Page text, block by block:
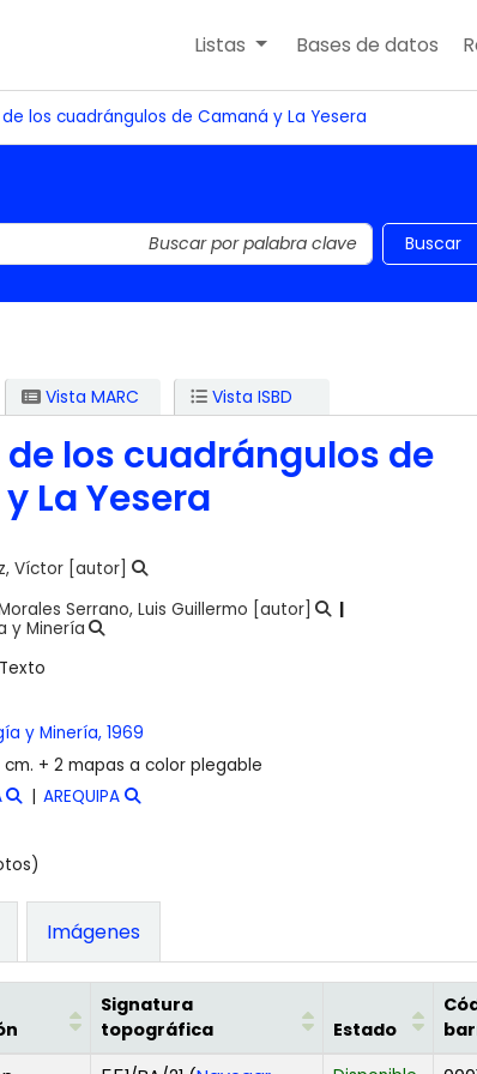
Listas Bases de datos
los cuadrángulos de Camaná y La Yesera
el catálogo por palabra clave Buscar
Vista MARC Vista ISBD
los cuadrángulos de
La Yesera
Víctor [autor]
Serrano, Luis Guillermo [autor]
y Minería
Texto
y Minería, 1969
+ 2 mapas a color plegable
AREQUIPA
Imágenes
Signatura
topográfica
Estado